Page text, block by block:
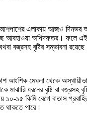
আশপাশের এলাকায় আজও দিনভর
আবহাওয়া অধিদফতর। ফলে
বজ্রসহ বৃষ্টির সম্ভাবনা
আংশিক মেঘলা থেকে
মাঝারি ধরনের বৃষ্টি বা বজ্রসহ
১০-১৫ কিমি বেগে বাতাস
থাকতে পারে।